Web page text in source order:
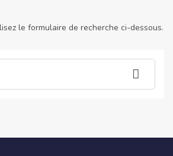
le formulaire de recherche ci-dessous.